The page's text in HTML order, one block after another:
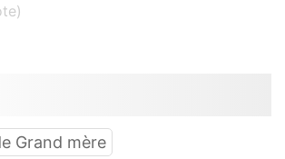
Grand mère